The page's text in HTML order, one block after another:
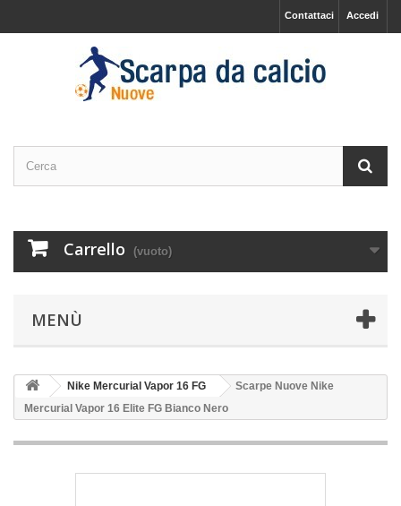
Accedi
Contattaci
Carrello (vuoto)
MENÙ
Nike Mercurial Vapor 16 FG
Scarpe Nuove Nike
Mercurial Vapor 16 Elite FG Bianco Nero